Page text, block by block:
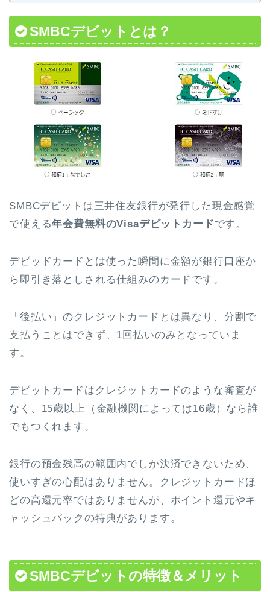
SMBCデビットとは？
SMBCデビットは三井住友銀行が発行した現金感覚
で使える年会費無料のVisaデビットカードです。
デビッドカードとは使った瞬間に金額が銀行口座か
ら即引き落としされる仕組みのカードです。
「後払い」のクレジットカードとは異なり、分割で
支払うことはできず、1回払いのみとなっていま
す。
デビットカードはクレジットカードのような審査が
なく、15歳以上（金融機関によっては16歳）なら誰
でもつくれます。
銀行の預金残高の範囲内でしか決済できないため、
使いすぎの心配はありません。クレジットカードほ
どの高還元率ではありませんが、ポイント還元やキ
ャッシュバックの特典があります。
SMBCデビットの特徴＆メリット